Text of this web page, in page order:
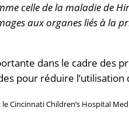
celle de la maladie de
aux organes liés à la
dans le cadre des
pour réduire
Children’s Hospital